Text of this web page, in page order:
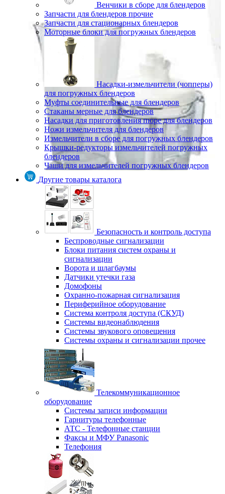
Венчики в сборе для блендеров
Запчасти для блендеров прочие
Запчасти для стационарных блендеров
Моторные блоки для погружных блендеров
Насадки-измельчители (чопперы)
для погружных блендеров
Муфты соединительные для блендеров
Стаканы мерные для блендеров
Насадки для приготовления пюре для блендеров
Ножи измельчителя для блендеров
Измельчители в сборе для погружных блендеров
Крышки-редукторы измельчителей погружных
блендеров
Чаши для измельчителей погружных блендеров
Другие товары каталога
Безопасность и контроль доступа
Беспроводные сигнализации
Блоки питания систем охраны и
сигнализации
Ворота и шлагбаумы
Датчики утечки газа
Домофоны
Охранно-пожарная сигнализация
Периферийное оборудование
Система контроля доступа (СКУД)
Системы видеонаблюдения
Системы звукового оповещения
Системы охраны и сигнализации прочее
Телекоммуникационное
оборудование
Системы записи информации
Гарнитуры телефонные
АТС - Телефонные станции
Факсы и МФУ Panasonic
Телефония